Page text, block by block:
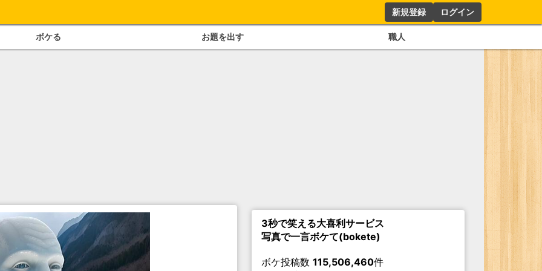
新規登録 ログイン
ボケる お題を出す 職人
3秒で笑える大喜利サービス
写真で一言ボケて(bokete)
ボケ投稿数 115,506,460件